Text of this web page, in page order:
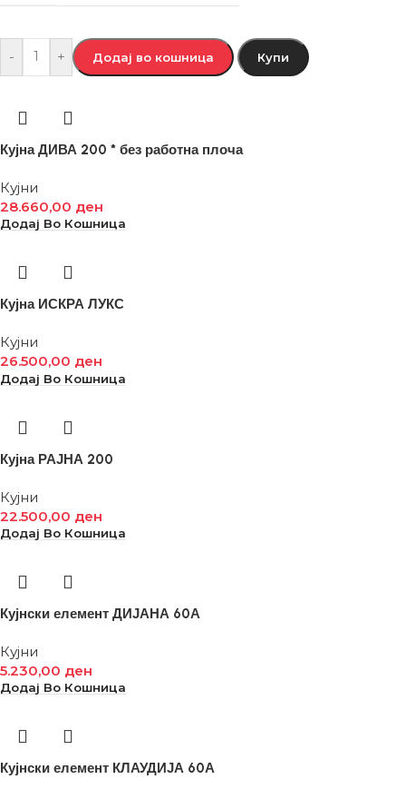
- + Додај во кошница Купи
Кујна ДИВА 200 * без работна плоча
Кујни
28.660,00 ден
Додај Во Кошница
Кујна ИСКРА ЛУКС
Кујни
26.500,00 ден
Додај Во Кошница
Кујна РАЈНА 200
Кујни
22.500,00 ден
Додај Во Кошница
Кујнски елемент ДИЈАНА 60А
Кујни
5.230,00 ден
Додај Во Кошница
Кујнски елемент КЛАУДИЈА 60А